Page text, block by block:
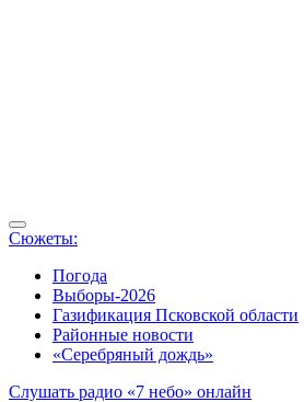
Сюжеты:
Погода
Выборы-2026
Газификация Псковской области
Районные новости
«Серебряный дождь»
Слушать радио «7 небо» онлайн